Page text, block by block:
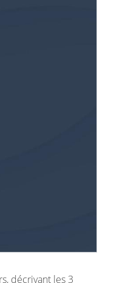
décrivant les 3